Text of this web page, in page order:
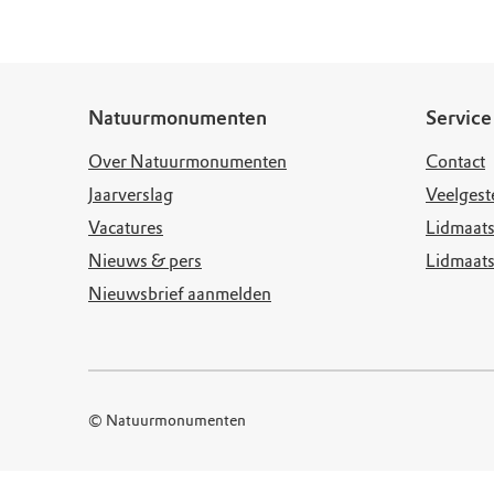
Toegang en bezoek
Jaarverslag
Natuurmonumenten
Over Natuurmonumenten
Jaarverslag
Vacatures
Nieuws & pers
Nieuwsbrief aanmelden
Service
Contact
© Natuurmonumenten